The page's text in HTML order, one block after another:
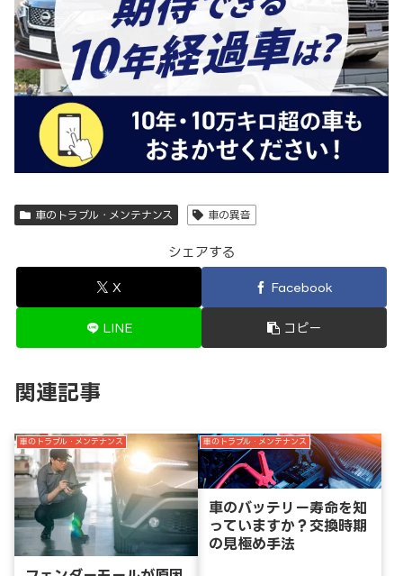
車のトラブル・メンテナンス 車の異音
シェアする
X Facebook
LINE コピー
関連記事
車のトラブル・メンテナンス 車のトラブル・メンテナンス
車のバッテリー寿命を知
っていますか？交換時期
の見極め手法